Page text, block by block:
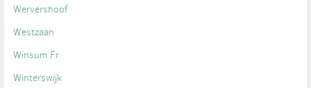
Wervershoof
Westzaan
Winsum Fr
Winterswijk